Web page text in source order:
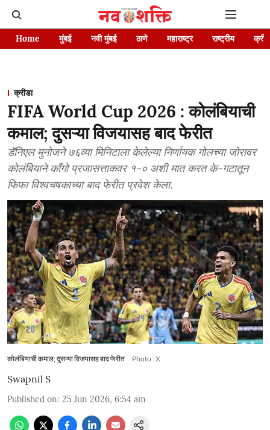
Home मुंबई नवी मुंबई ठाणे महाराष्ट्र राष्ट्रीय
क्रीडा
FIFA World Cup 2026 : कोलंबियाची
कमाल; दुसऱ्या विजयासह बाद फेरीत
डॅनिएल मुनोजने ७६व्या मिनिटाला केलेल्या निर्णायक गोलच्या जोरावर
कोलंबियाने काँगो प्रजासत्ताकवर १-० अशी मात करत के-गटातून
फिफा विश्वचषकाच्या बाद फेरीत प्रवेश केला.
कोलंबियाची कमाल; दुसऱ्या विजयासह बाद फेरीत Photo : X
Swapnil S
Published on: 25 Jun 2026, 6:54 am